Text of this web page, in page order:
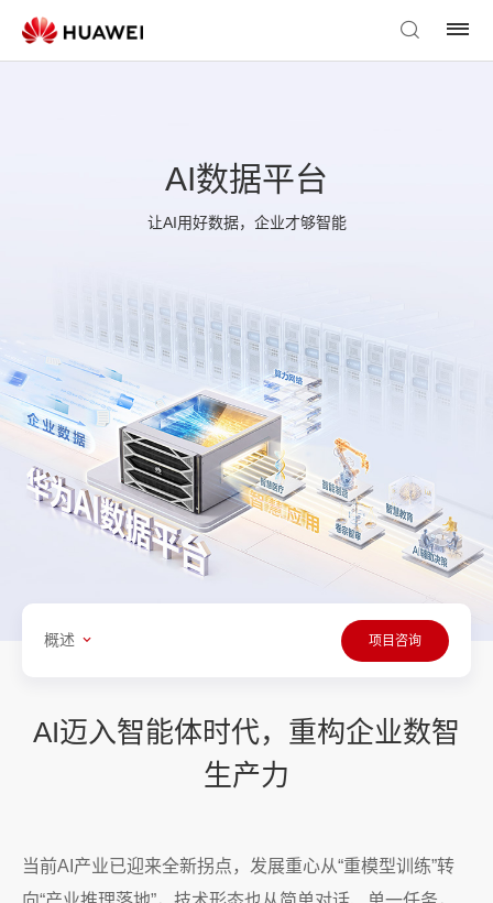
AI数据平台
让AI用好数据，企业才够智能
概述 项目咨询
AI迈入智能体时代，重构企业数智
生产力
当前AI产业已迎来全新拐点，发展重心从“重模型训练”转